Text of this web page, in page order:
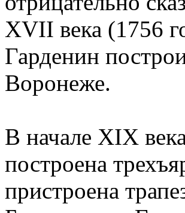
XVII века (1756
Гарденин
Воронеже.
В начале XIX
построена
пристроена